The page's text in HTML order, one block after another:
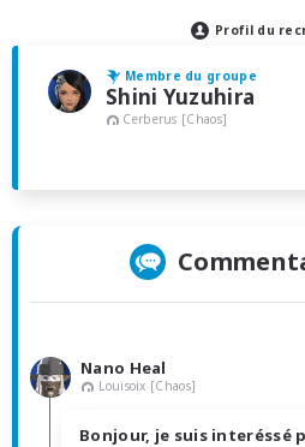
Profil du
Membre du groupe
Shini Yuzuhira
Cerberus [Chaos]
Nano Heal
Louisoix [Chaos]
Bonjour, je suis interéssé